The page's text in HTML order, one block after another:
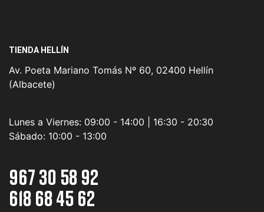
TIENDA HELLÍN
Av. Poeta Mariano Tomás Nº 60, 02400 Hellín
(Albacete)
Lunes a Viernes: 09:00 - 14:00 | 16:30 - 20:30
Sábado: 10:00 - 13:00
967 30 58 92
618 68 45 62